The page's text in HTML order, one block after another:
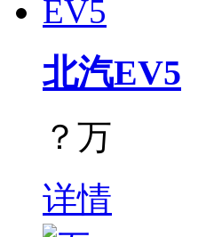
北汽EV5
？万
详情